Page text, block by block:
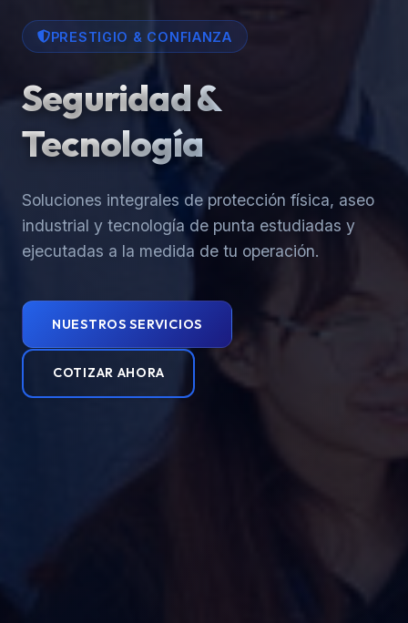
PRESTIGIO & CONFIANZA
Seguridad &
Tecnología
Soluciones integrales de protección física, aseo
industrial y tecnología de punta estudiadas y
ejecutadas a la medida de tu operación.
NUESTROS SERVICIOS
COTIZAR AHORA